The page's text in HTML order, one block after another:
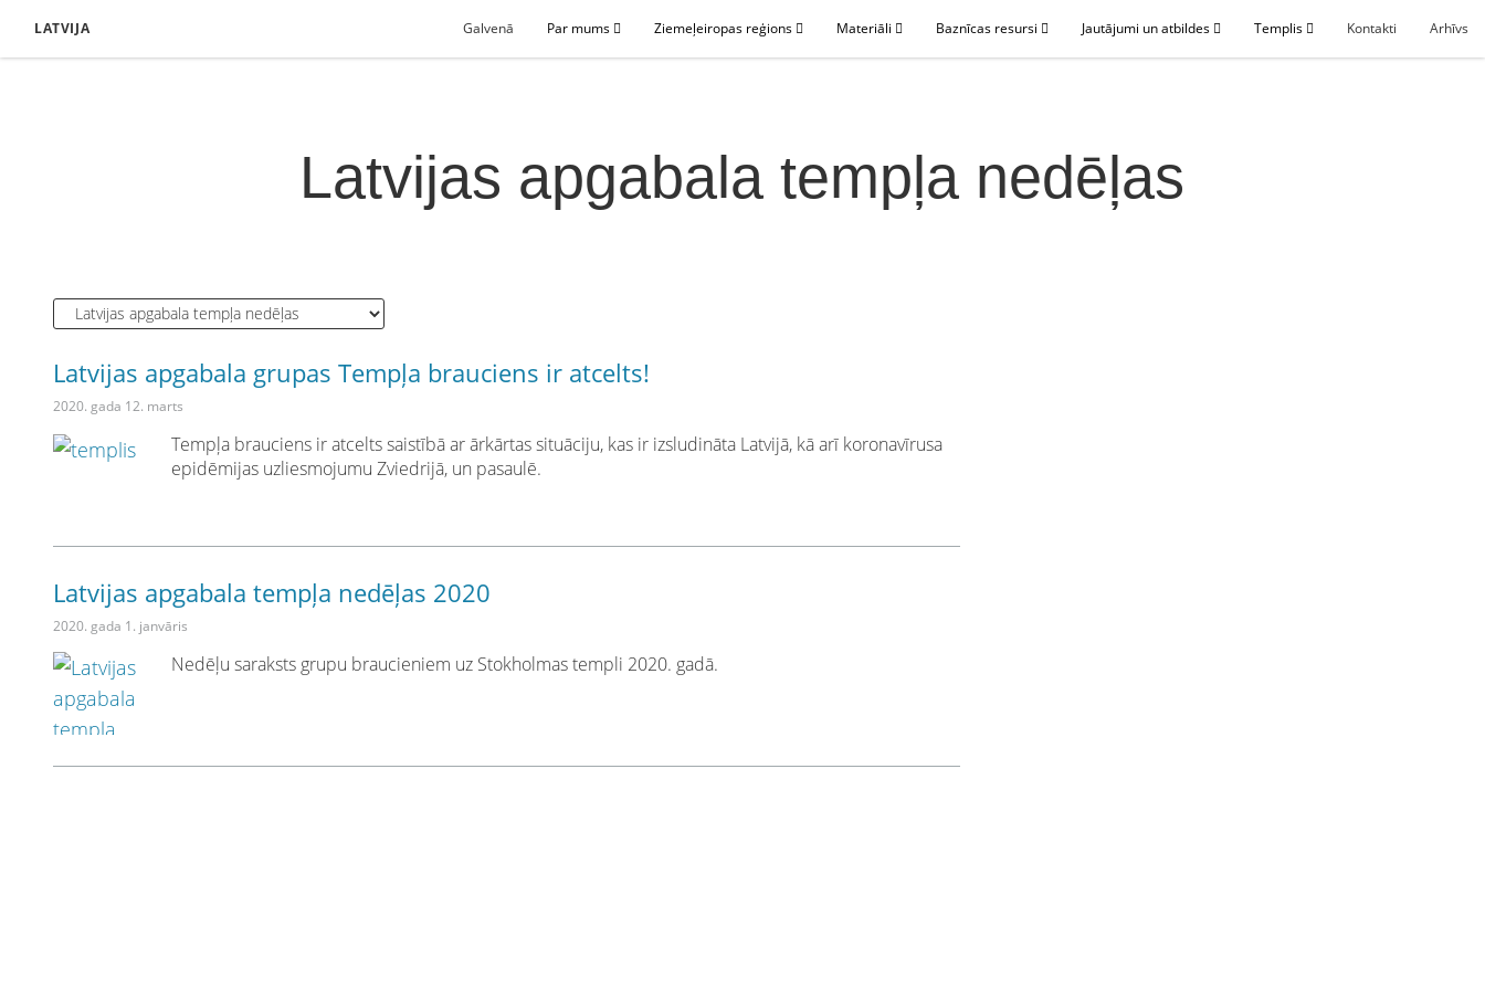
LATVIJA Galvenā Par mums Ziemeļeiropas reģions Materiāli Baznīcas resursi Jautājumi un atbildes Templis Kontakti Arhīvs
Latvijas apgabala tempļa nedēļas
Latvijas apgabala grupas Tempļa brauciens ir atcelts!
2020. gada 12. marts
Tempļa brauciens ir atcelts saistībā ar ārkārtas situāciju, kas ir izsludināta Latvijā, kā arī koronavīrusa
epidēmijas uzliesmojumu Zviedrijā, un pasaulē.
Latvijas apgabala tempļa nedēļas 2020
2020. gada 1. janvāris
Nedēļu saraksts grupu braucieniem uz Stokholmas templi 2020. gadā.